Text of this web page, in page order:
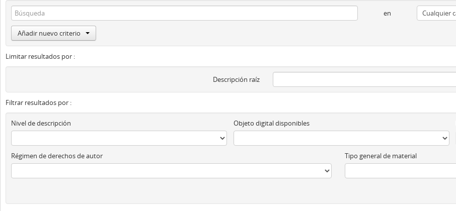
en
Añadir nuevo criterio
Limitar resultados por :
Descripción raíz
Filtrar resultados por :
Nivel de descripción Objeto digital disponibles
Régimen de derechos de autor Tipo general de material